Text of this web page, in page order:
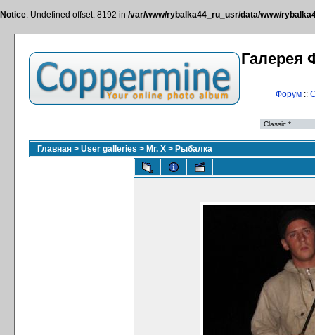
Notice: Undefined offset: 8192 in /var/www/rybalka44_ru_usr/data/www/
Галерея
Форум::
Главная > User galleries > Mr. X > Рыбалка